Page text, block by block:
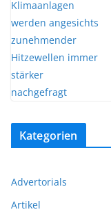
Kategorien
Advertorials
Artikel